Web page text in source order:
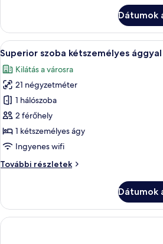
további
részletei
Dátumok
A
következő
szoba
összes
képének
megtekintése:
Superior
szoba
kétszemélyes
ággyal
Egy
4
Superior szoba kétszemélyes ággyal
Kilátás a városra
21 négyzetméter
1 hálószoba
2 férőhely
1 kétszemélyes ágy
Ingyenes wifi
További részletek
Superior
további
részletei
Dátumok